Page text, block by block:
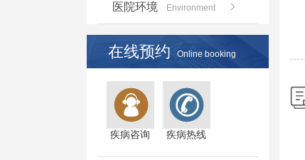
医院环境 Environment
在线预约 Online booking
疾病咨询 疾病热线